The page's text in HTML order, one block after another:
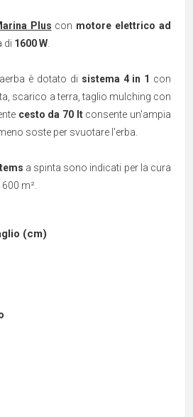
Plus con motore elettrico ad
di 1600 W
è dotato di sistema 4 in 1 con
scarico a terra, taglio mulching con
cesto da 70 ltconsente un'ampia
soste per svuotare l'erba.
a spinta sono indicati per la cura
m².
(cm)